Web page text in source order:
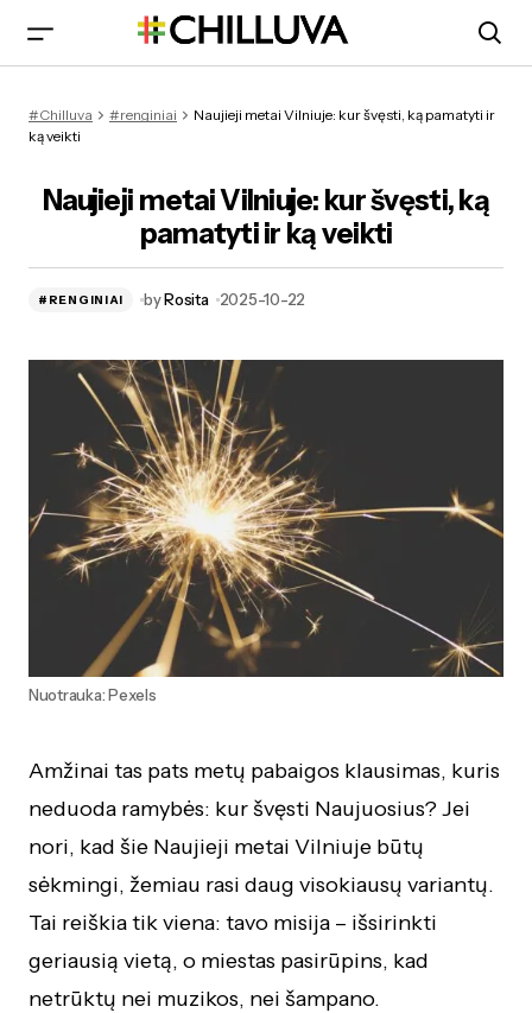
#Chilluva #renginiai
Naujieji metai Vilniuje: kur švęsti, ką pamatyti ir
ką veikti
Naujieji metai Vilniuje: kur švęsti, ką
pamatyti ir ką veikti
#RENGINIAI byRosita 2025-10-22
Nuotrauka: Pexels
Amžinai tas pats metų pabaigos klausimas, kuris
neduoda ramybės: kur švęsti Naujuosius? Jei
nori, kad šie Naujieji metai Vilniuje būtų
sėkmingi, žemiau rasi daug visokiausų variantų.
Tai reiškia tik viena: tavo misija – išsirinkti
geriausią vietą, o miestas pasirūpins, kad
netrūktų nei muzikos, nei šampano.